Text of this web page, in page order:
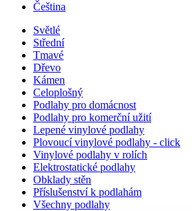
Čeština
Světlé
Střední
Tmavé
Dřevo
Kámen
Celoplošný
Podlahy pro domácnost
Podlahy pro komerční užití
Lepené vinylové podlahy
Plovoucí vinylové podlahy - click
Vinylové podlahy v rolích
Elektrostatické podlahy
Obklady stěn
Příslušenství k podlahám
Všechny podlahy